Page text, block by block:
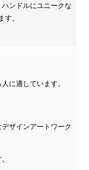
ンドルにユニークな
す。
に適しています。
ザインアートワーク